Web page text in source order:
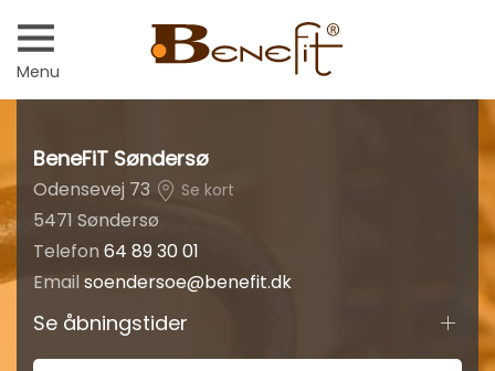
Menu
BeneFiT Søndersø
Odensevej 73 Se kort
5471 Søndersø
Telefon 64 89 30 01
Emailsoendersoe@benefit.dk
Se åbningstider